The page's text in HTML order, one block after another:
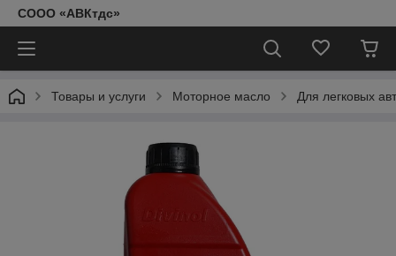
СООО «АВКтдс»
Товары и услуги Моторное масло Для легковых